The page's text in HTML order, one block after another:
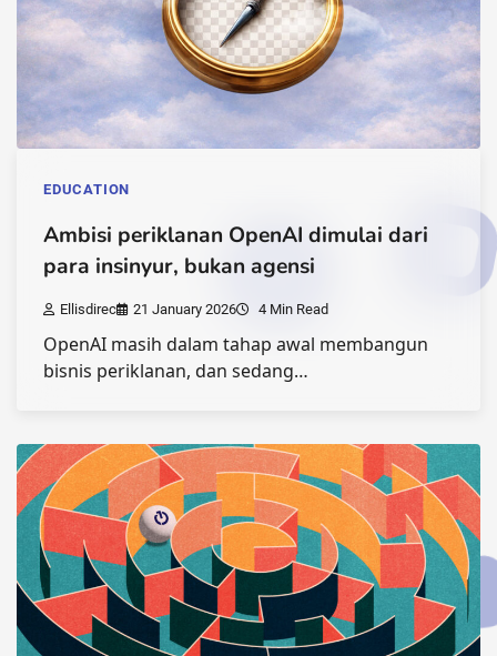
EDUCATION
Ambisi periklanan OpenAI dimulai dari
para insinyur, bukan agensi
Ellisdirec 21 January 2026 4 Min Read
OpenAI masih dalam tahap awal membangun
bisnis periklanan, dan sedang…